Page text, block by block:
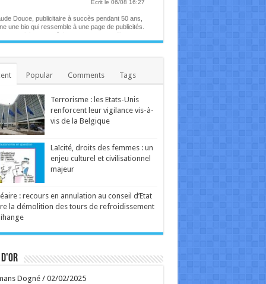
une bio qui ressemble à une page de publicités.
nostalgie et stratégie, rencontre avec l'homme
des incendies en France
chanteuse belge sera aux côtés de plusieurs
artistes. ...
Ecrit le 06/08 13:42
Le Nôtre, le seul devant qui s'inclinait Louis XIV
en chef de Versailles depuis cinquante ans,
Baraton a planté plus de 200 000 arbres. ...
Place of Ghosts" : comment affronter les
de son enfance ?
film envoûtant explore le trauma de deux frères
que les traditions de leur peuple autochtone de
du Canada. Ce mercredi sur grand écran. ...
enfants par le prisme du fantastique. À voir
sur grand écran. ...
À voir dès ce mercredi sur grand écran.
Popular Comments Tags
Terrorisme : les Etats-Unis
renforcent leur vigilance vis-à-
vis de la Belgique
Laïcité, droits des femmes : un
enjeu culturel et civilisationnel
majeur
: recours en annulation au conseil d’Etat
la démolition des tours de refroidissement
Dogné/ 02/02/2025